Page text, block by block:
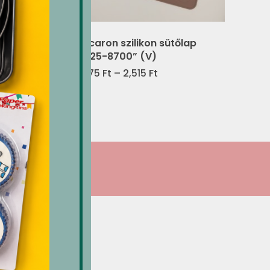
Macaron szilikon sütőlap
„5525-8700” (V)
2,375 Ft – 2,515 Ft